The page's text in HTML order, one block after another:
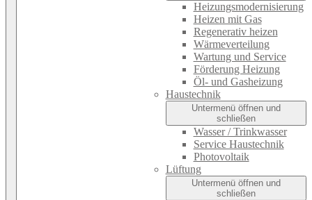
Heizungsmodernisierung
Heizen mit Gas
Regenerativ heizen
Wärmeverteilung
Wartung und Service
Förderung Heizung
Öl- und Gasheizung
Haustechnik
Untermenü öffnen und
schließen
Wasser / Trinkwasser
Service Haustechnik
Photovoltaik
Lüftung
Untermenü öffnen und
schließen